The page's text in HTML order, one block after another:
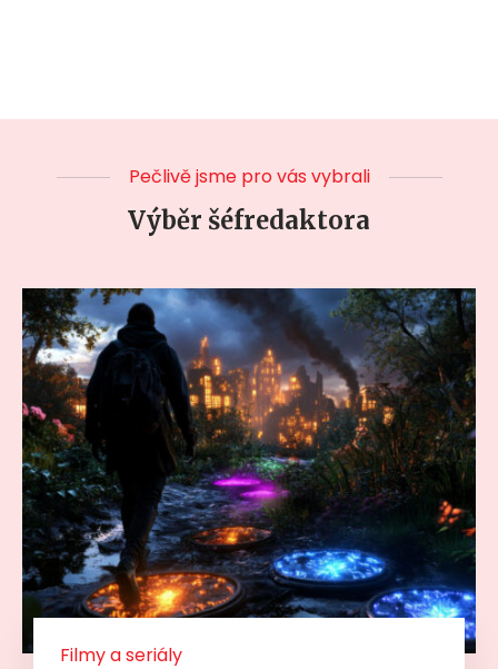
Pečlivě jsme pro vás vybrali
Výběr šéfredaktora
Filmy a seriály